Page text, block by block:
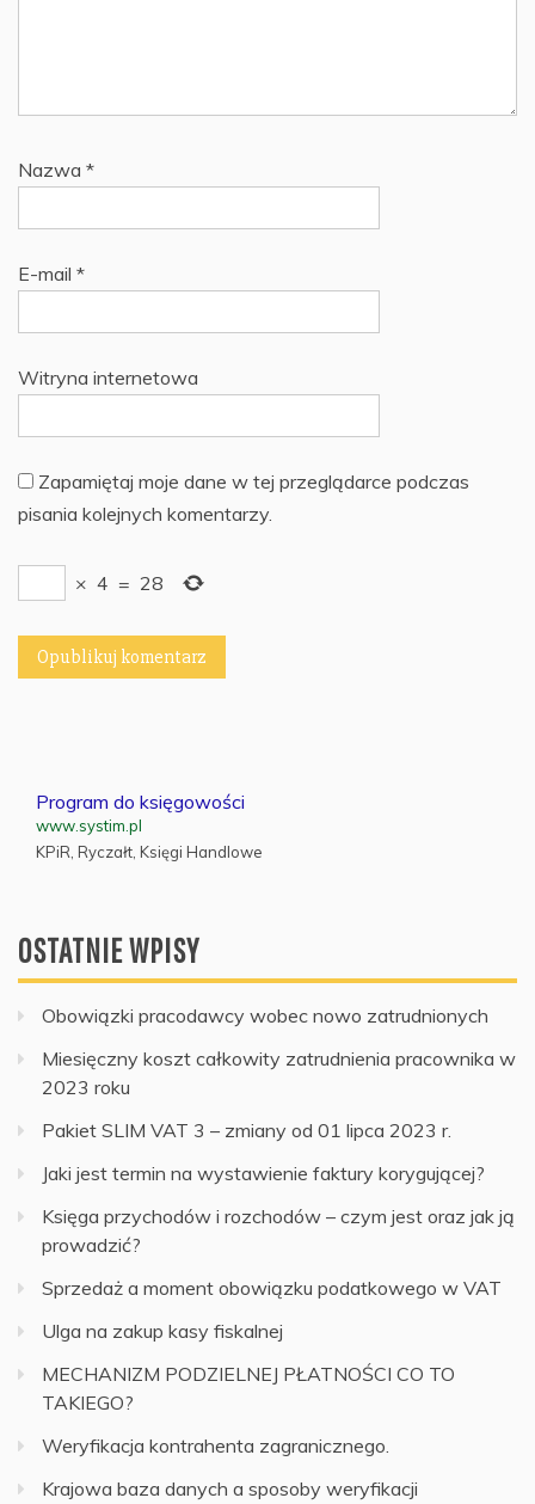
Nazwa *
E-mail *
Witryna internetowa
Zapamiętaj moje dane w tej przeglądarce podczas
pisania kolejnych komentarzy.
× 4 = 28
Program do księgowości
www.systim.pl
KPiR, Ryczałt, Księgi Handlowe
OSTATNIE WPISY
Obowiązki pracodawcy wobec nowo zatrudnionych
Miesięczny koszt całkowity zatrudnienia pracownika w
2023 roku
Pakiet SLIM VAT 3 – zmiany od 01 lipca 2023 r.
Jaki jest termin na wystawienie faktury korygującej?
Księga przychodów i rozchodów – czym jest oraz jak ją
prowadzić?
Sprzedaż a moment obowiązku podatkowego w VAT
Ulga na zakup kasy fiskalnej
MECHANIZM PODZIELNEJ PŁATNOŚCI CO TO
TAKIEGO?
Weryfikacja kontrahenta zagranicznego.
Krajowa baza danych a sposoby weryfikacji